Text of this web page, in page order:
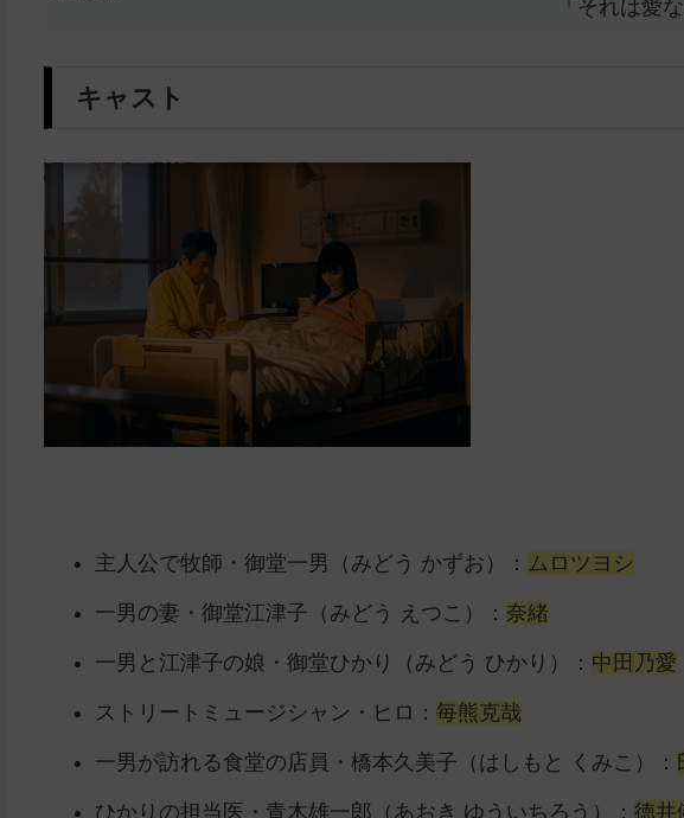
「それは愛
キャスト
主人公で牧師・御堂一男（みどう かずお）： ムロツヨシ
一男の妻・御堂江津子（みどう えつこ）： 奈緒
一男と江津子の娘・御堂ひかり（みどう ひかり）： 中田乃愛
ストリートミュージシャン・ヒロ：毎熊克哉
一男が訪れる食堂の店員・橋本久美子（はしもと くみこ）：
ひかりの担当医・青木雄一郎（あおき ゆういちろう）：徳井